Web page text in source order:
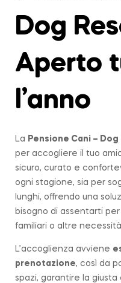
Dog
Aperto
l’anno
La Pensione Cani –
per accogliere il tuo
sicuro, curato e
ogni stagione, sia per
lunghi, offrendo una
bisogno di assentarti
familiari o altre necessità.
L’accoglienza avviene
prenotazione, così da
spazi, garantire la